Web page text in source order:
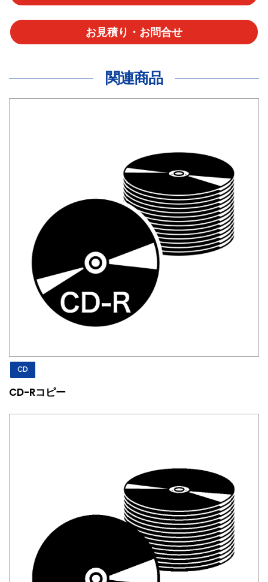
お見積り・お問合せ
関連商品
CD
CD-Rコピー